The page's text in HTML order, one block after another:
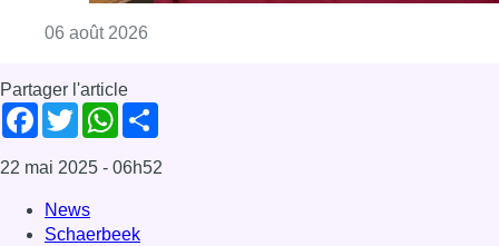
06 août 2026
Partager l'article
Facebook
TwitterWhatsApp
22 mai 2025 - 06h52
News
Schaerbeek